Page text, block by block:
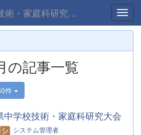
石川県中学校技術・家庭科研究会公式WEBサイト
の記事一覧
件
学校技術・家庭科研究大会
システム管理者